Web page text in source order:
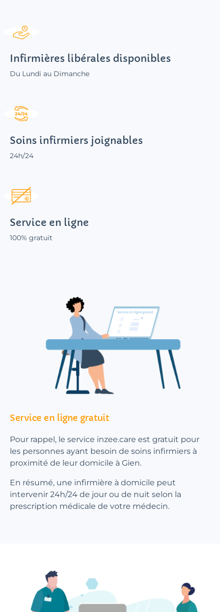
Infirmières libérales disponibles
Du Lundi au Dimanche
Soins infirmiers joignables
24h/24
Service en ligne
100% gratuit
Service en ligne gratuit
Pour rappel, le service inzee.care est gratuit pour
les personnes ayant besoin de soins infirmiers à
proximité de leur domicile à Gien.
En résumé, une infirmière à domicile peut
intervenir 24h/24 de jour ou de nuit selon la
prescription médicale de votre médecin.